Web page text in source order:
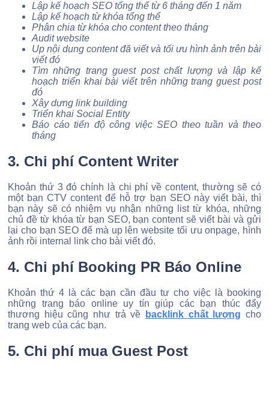
Lập kế hoạch SEO tổng thể từ 6 tháng đến 1 năm
Lập kế hoạch từ khóa tổng thể
Phân chia từ khóa cho content theo tháng
Audit website
Up nội dung content đã viết và tối ưu hình ảnh trên bài
viết đó
Tìm những trang guest post chất lượng và lập kế
hoạch triển khai bài viết trên những trang guest post
đó
Xây dựng link building
Triển khai Social Entity
Báo cáo tiến độ công việc SEO theo tuần và theo
tháng
3. Chi phí Content Writer
Khoản thứ 3 đó chính là chi phí về content, thường sẽ có
một bạn CTV content để hỗ trợ bạn SEO này viết bài, thì
bạn này sẽ có nhiệm vụ nhận những list từ khóa, những
chủ đề từ khóa từ bạn SEO, bạn content sẽ viết bài và gửi
lại cho bạn SEO để mà up lên website tối ưu onpage, hình
ảnh rồi internal link cho bài viết đó.
4. Chi phí Booking PR Báo Online
Khoản thứ 4 là các bạn cần đầu tư cho việc là booking
những trang báo online uy tín giúp các bạn thúc đẩy
thương hiệu cũng như trả về
backlink chất lượng cho
trang web của các bạn.
5. Chi phí mua Guest Post